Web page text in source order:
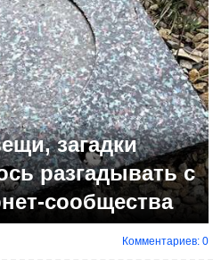
загадки
разгадывать с
сообщества
Комментариев: 0